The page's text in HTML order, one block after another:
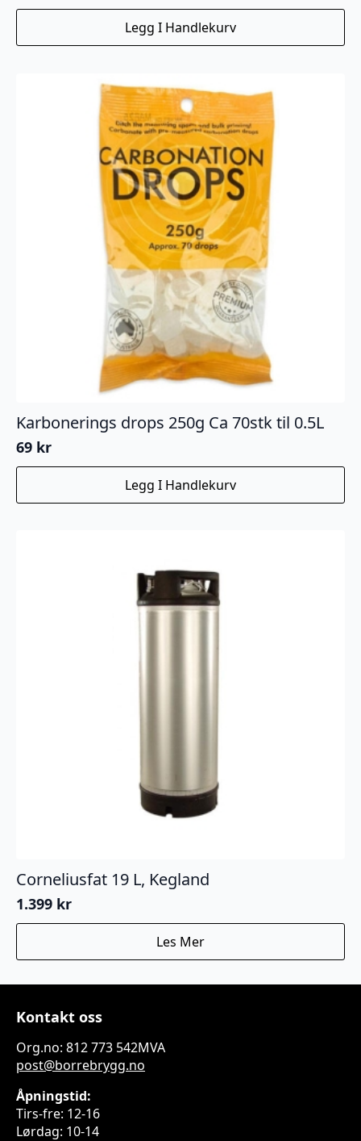
Legg I Handlekurv
Karbonerings drops 250g Ca 70stk til 0.5L
69 kr
Legg I Handlekurv
Corneliusfat 19 L, Kegland
1.399 kr
Les Mer
Kontakt oss
Org.no: 812 773 542MVA
post@borrebrygg.no
Åpningstid:
Tirs-fre: 12-16
Lørdag: 10-14